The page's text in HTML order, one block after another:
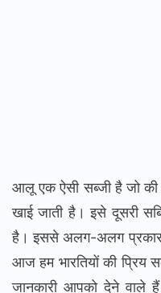
आलू एक ऐसी सब्जी है जो
खाई जाती है। इसे दूसरी
है। इससे अलग-अलग प्रकार
आज हम भारतियों की प्रिय
जानकारी आपको देने वाले